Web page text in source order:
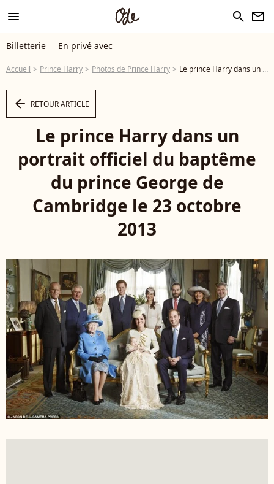
menu search newsletter
Billetterie En privé avec
Accueil Prince Harry Photos de Prince Harry Le prince Harry dans un portrait officiel du baptême du prince George de Cambridge le 23 octobre 2013 - Photo
arrow_left RETOUR ARTICLE
Le prince Harry dans un
portrait officiel du baptême
du prince George de
Cambridge le 23 octobre
2013